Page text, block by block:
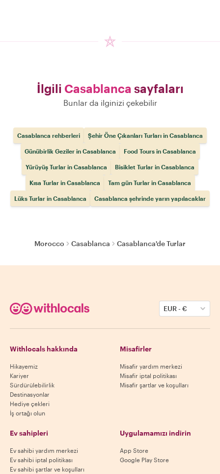
İlgili Casablanca sayfaları
Bunlar da ilginizi çekebilir
Casablanca rehberleri Şehir Öne Çıkanları Turları in Casablanca
Günübirlik Geziler in Casablanca Food Tours in Casablanca
Yürüyüş Turlar in Casablanca Bisiklet Turlar in Casablanca
Kısa Turlar in Casablanca Tam gün Turlar in Casablanca
Lüks Turlar in Casablanca Casablanca şehrinde yarın yapılacaklar
Morocco Casablanca Casablanca'de Turlar
EUR-€
Withlocals hakkında
Hikayemiz
Kariyer
Sürdürülebilirlik
Destinasyonlar
Hediye çekleri
İş ortağı olun
Misafirler
Misafir yardım merkezi
Misafir iptal politikası
Misafir şartlar ve koşulları
Ev sahipleri
Ev sahibi yardım merkezi
Ev sahibi iptal politikası
Ev sahibi şartlar ve koşulları
Uygulamamızı indirin
App Store
Google Play Store